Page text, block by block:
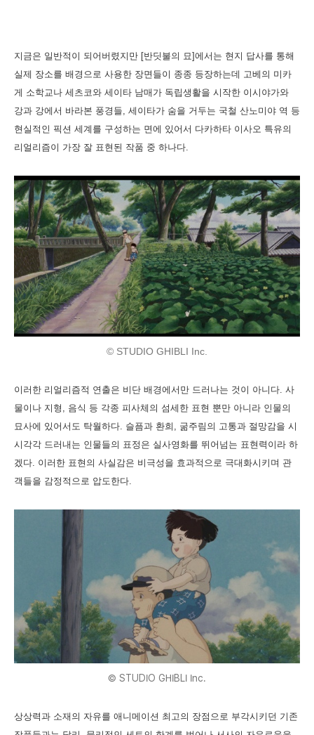
지금은 일반적이 되어버렸지만 [반딧불의 묘]에서는 현지 답사를 통해
실제 장소를 배경으로 사용한 장면들이 종종 등장하는데 고베의 미카
게 소학교나 세츠코와 세이타 남매가 독립생활을 시작한 이시야가와
강과 강에서 바라본 풍경들, 세이타가 숨을 거두는 국철 산노미야 역 등
현실적인 픽션 세계를 구성하는 면에 있어서 다카하타 이사오 특유의
리얼리즘이 가장 잘 표현된 작품 중 하나다.
© STUDIO GHIBLI Inc.
이러한 리얼리즘적 연출은 비단 배경에서만 드러나는 것이 아니다. 사
물이나 지형, 음식 등 각종 피사체의 섬세한 표현 뿐만 아니라 인물의
묘사에 있어서도 탁월하다. 슬픔과 환희, 굶주림의 고통과 절망감을 시
시각각 드러내는 인물들의 표정은 실사영화를 뛰어넘는 표현력이라 하
겠다. 이러한 표현의 사실감은 비극성을 효과적으로 극대화시키며 관
객들을 감정적으로 압도한다.
© STUDIO GHIBLI Inc.
상상력과 소재의 자유를 애니메이션 최고의 장점으로 부각시키던 기존